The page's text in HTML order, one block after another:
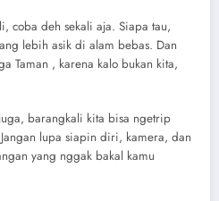
coba deh sekali aja. Siapa tau,
lebih asik di alam bebas. Dan
Taman , karena kalo bukan kita,
barangkali kita bisa ngetrip
lupa siapin diri, kamera, dan
yang nggak bakal kamu